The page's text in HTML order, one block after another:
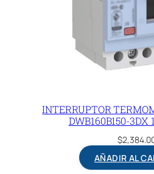
INTERRUPTOR
DWB160B150-3DX
$
AÑADIR AL